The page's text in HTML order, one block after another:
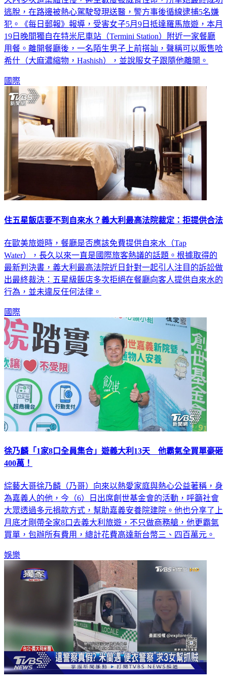
逃脫，在路邊被熱心駕駛發現送醫，警方事後循線逮捕5名嫌
犯。《每日郵報》報導，受害女子5月9日抵達羅馬旅遊，本月
19日晚間獨自在特米尼車站（Termini Station）附近一家餐廳
用餐。離開餐廳後，一名陌生男子上前搭訕，聲稱可以販售哈
希什（大麻濃縮物，Hashish），並說服女子跟隨他離開。
國際
住五星飯店要不到自來水？義大利最高法院裁定：拒提供合法
在歐美旅遊時，餐廳是否應該免費提供自來水（Tap
Water），長久以來一直是國際旅客熱議的話題。根據取得的
最新判決書，義大利最高法院近日針對一起引人注目的訴訟做
出最終裁決：五星級飯店多次拒絕在餐廳向客人提供自來水的
行為，並未違反任何法律。
國際
徐乃麟「1家8口全員集合」遊義大利13天 他霸氣全買單豪砸
400萬！
綜藝大哥徐乃麟（乃哥）向來以熱愛家庭與熱心公益著稱，身
為嘉義人的他，今（6）日出席創世基金會的活動，呼籲社會
大眾透過多元捐款方式，幫助嘉義安養院建院。他也分享了上
月底才剛帶全家8口去義大利旅遊，不只做商務艙，他更霸氣
買單，包辦所有費用，總計花費高達新台幣三、四百萬元。
娛樂